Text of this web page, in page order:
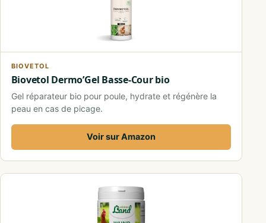
BIOVETOL
Biovetol Dermo’Gel Basse-Cour bio
Gel réparateur bio pour poule, hydrate et régénère la
peau en cas de picage.
Voir sur Amazon